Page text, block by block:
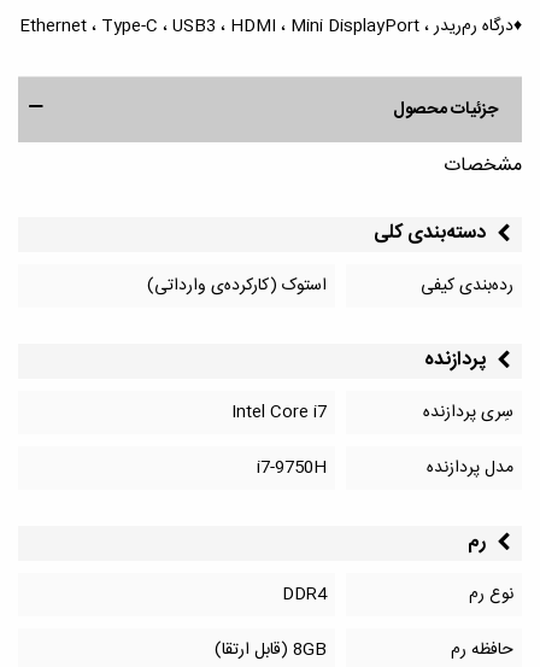
♦️درگاه رم‌ریدر ، Ethernet ، Type-C ، USB3 ، HDMI ، Mini DisplayPort
جزئیات محصول
مشخصات
دسته‌بندی کلی
رده‌بندی کیفی استوک (کارکرده‌ی وارداتی)
پردازنده
سِری پردازنده
Intel Core i7
مدل پردازنده
i7-9750H
رم
نوع رم
DDR4
حافظه رم
8GB (قابل ارتقا)